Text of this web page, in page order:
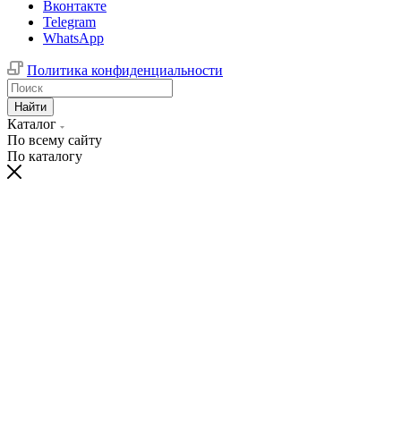
Вконтакте
Telegram
WhatsApp
Политика конфиденциальности
Найти
Каталог
По всему сайту
По каталогу